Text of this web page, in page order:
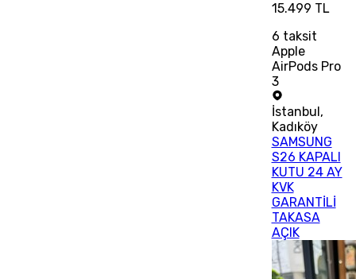
15.499 TL
6 taksit
Apple
AirPods Pro
3
İstanbul ,
Kadıköy
SAMSUNG
S26 KAPALI
KUTU 24 AY
KVK
GARANTİLİ
TAKASA
AÇIK